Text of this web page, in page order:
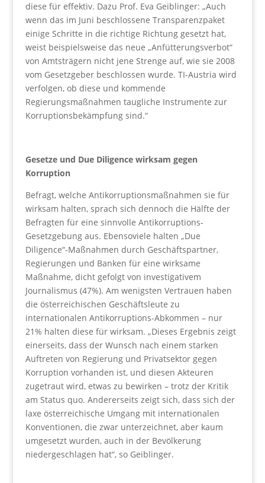
diese für effektiv. Dazu Prof. Eva Geiblinger: „Auch
wenn das im Juni beschlossene Transparenzpaket
einige Schritte in die richtige Richtung gesetzt hat,
weist beispielsweise das neue „Anfütterungsverbot“
von Amtsträgern nicht jene Strenge auf, wie sie 2008
vom Gesetzgeber beschlossen wurde. TI-Austria wird
verfolgen, ob diese und kommende
Regierungsmaßnahmen taugliche Instrumente zur
Korruptionsbekämpfung sind.“
Gesetze und Due Diligence wirksam gegen
Korruption
Befragt, welche Antikorruptionsmaßnahmen sie für
wirksam halten, sprach sich dennoch die Hälfte der
Befragten für eine sinnvolle Antikorruptions-
Gesetzgebung aus. Ebensoviele halten „Due
Diligence“-Maßnahmen durch Geschäftspartner,
Regierungen und Banken für eine wirksame
Maßnahme, dicht gefolgt von investigativem
Journalismus (47%). Am wenigsten Vertrauen haben
die österreichischen Geschäftsleute zu
internationalen Antikorruptions-Abkommen – nur
21% halten diese für wirksam. „Dieses Ergebnis zeigt
einerseits, dass der Wunsch nach einem starken
Auftreten von Regierung und Privatsektor gegen
Korruption vorhanden ist, und diesen Akteuren
zugetraut wird, etwas zu bewirken – trotz der Kritik
am Status quo. Andererseits zeigt sich, dass sich der
laxe österreichische Umgang mit internationalen
Konventionen, die zwar unterzeichnet, aber kaum
umgesetzt wurden, auch in der Bevölkerung
niedergeschlagen hat“, so Geiblinger.